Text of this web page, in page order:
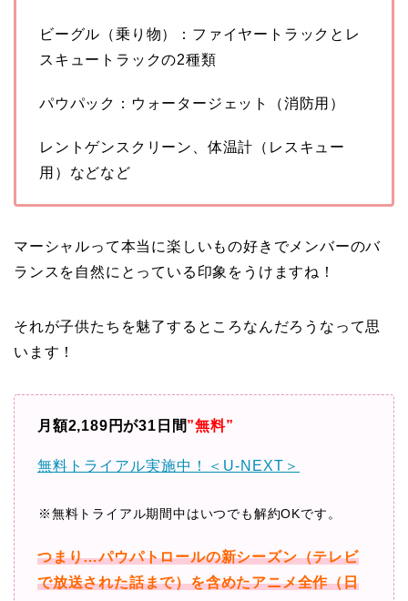
ビーグル（乗り物）：ファイヤートラックとレ
スキュートラックの2種類
パウパック：ウォータージェット（消防用）
レントゲンスクリーン、体温計（レスキュー
用）などなど
マーシャルって本当に楽しいもの好きでメンバーのバ
ランスを自然にとっている印象をうけますね！
それが子供たちを魅了するところなんだろうなって思
います！
月額2,189円が31日間”無料”
無料トライアル実施中！＜U-NEXT＞
※無料トライアル期間中はいつでも解約OKです。
つまり…パウパトロールの新シーズン（テレビ
で放送された話まで）を含めたアニメ全作（日